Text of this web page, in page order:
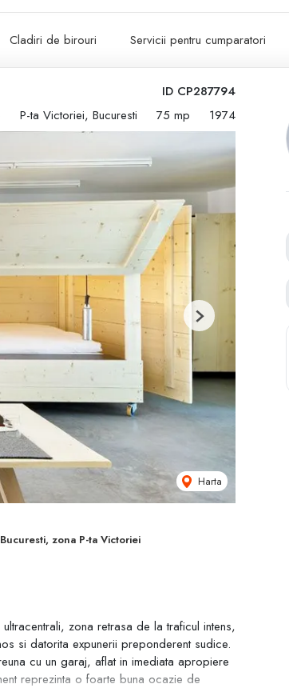
Cladiri de birouri Servicii pentru cumparatori
ID CP287794
P-ta Victoriei, Bucuresti 75 mp 1974
Harta
Next
zona P-ta Victoriei
zona retrasa de la traficul intens,
si datorita expunerii preponderent sudice.
cu un garaj, aflat in imediata apropiere
reprezinta o foarte buna ocazie de